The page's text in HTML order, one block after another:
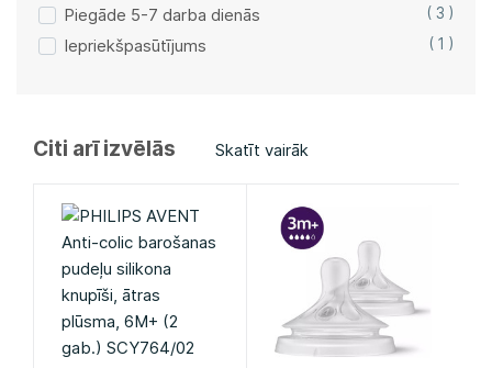
Piegāde 5-7 darba dienās ( 3 )
Iepriekšpasūtījums ( 1 )
Citi arī izvēlās Skatīt vairāk